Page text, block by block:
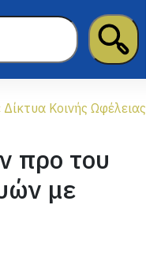
Κοινής Ωφέλειας
προ του
με